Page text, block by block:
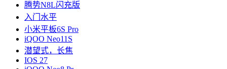
腾势N8L闪充版
入门水平
小米平板6S Pro
iQOO Neo11S
潜望式，长焦
IOS 27